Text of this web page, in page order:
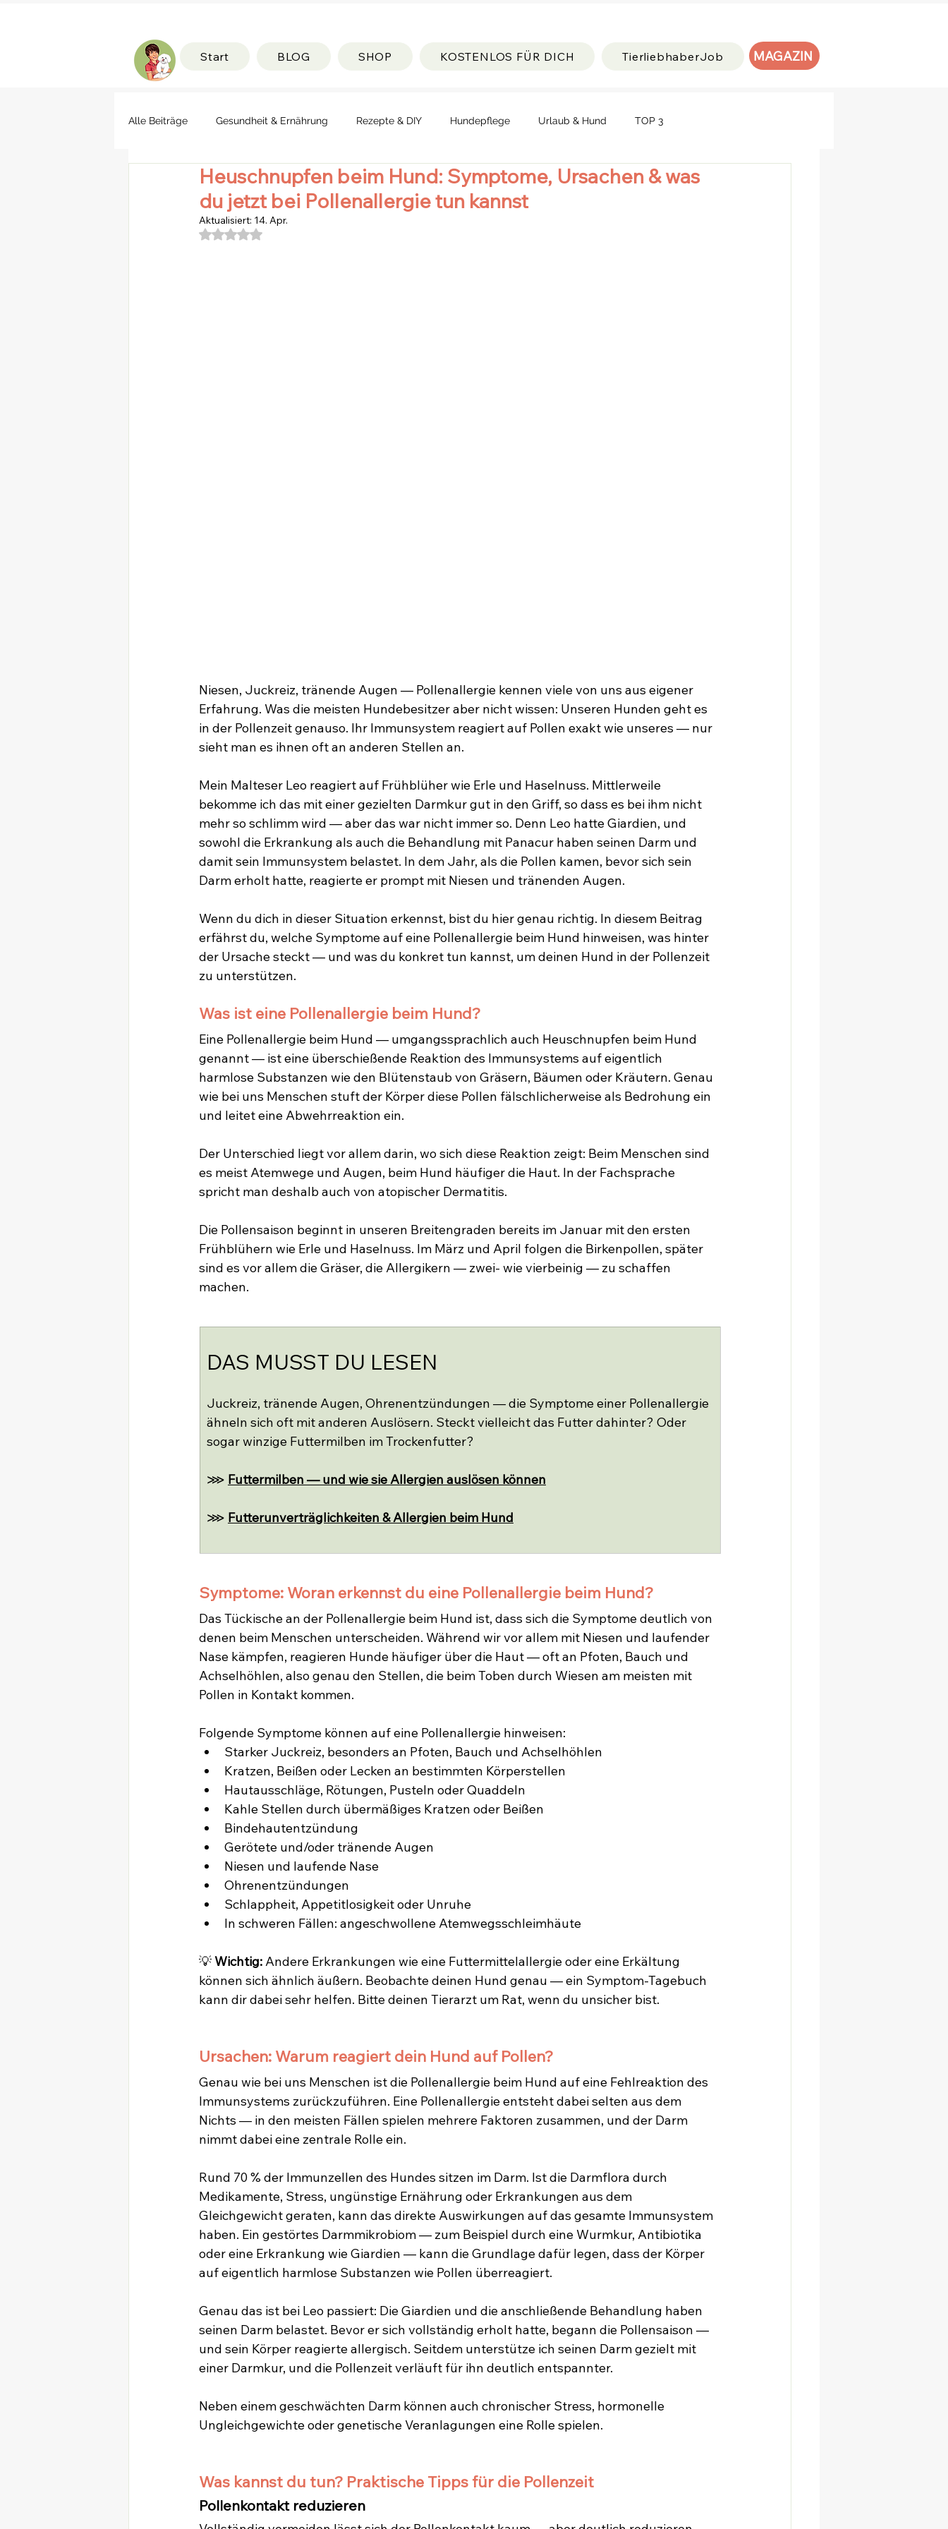
Alle Beiträge Gesundheit & Ernährung Rezepte & DIY Hundepflege Urlaub & Hund TOP 3
Heuschnupfen beim Hund: Symptome, Ursachen & was
du jetzt bei Pollenallergie tun kannst
Aktualisiert: 14. Apr.
Mit NaN von 5 Sternen bewertet.
Niesen, Juckreiz, tränende Augen — Pollenallergie kennen viele von uns aus eigener
Erfahrung. Was die meisten Hundebesitzer aber nicht wissen: Unseren Hunden geht es
in der Pollenzeit genauso. Ihr Immunsystem reagiert auf Pollen exakt wie unseres — nur
sieht man es ihnen oft an anderen Stellen an.
Mein Malteser Leo reagiert auf Frühblüher wie Erle und Haselnuss. Mittlerweile
bekomme ich das mit einer gezielten Darmkur gut in den Griff, so dass es bei ihm nicht
mehr so schlimm wird — aber das war nicht immer so. Denn Leo hatte Giardien, und
sowohl die Erkrankung als auch die Behandlung mit Panacur haben seinen Darm und
damit sein Immunsystem belastet. In dem Jahr, als die Pollen kamen, bevor sich sein
Darm erholt hatte, reagierte er prompt mit Niesen und tränenden Augen.
Wenn du dich in dieser Situation erkennst, bist du hier genau richtig. In diesem Beitrag
erfährst du, welche Symptome auf eine Pollenallergie beim Hund hinweisen, was hinter
der Ursache steckt — und was du konkret tun kannst, um deinen Hund in der Pollenzeit
zu unterstützen.
Was ist eine Pollenallergie beim Hund?
Eine Pollenallergie beim Hund — umgangssprachlich auch Heuschnupfen beim Hund
genannt — ist eine überschießende Reaktion des Immunsystems auf eigentlich
harmlose Substanzen wie den Blütenstaub von Gräsern, Bäumen oder Kräutern. Genau
wie bei uns Menschen stuft der Körper diese Pollen fälschlicherweise als Bedrohung ein
und leitet eine Abwehrreaktion ein.
Der Unterschied liegt vor allem darin, wo sich diese Reaktion zeigt: Beim Menschen sind
es meist Atemwege und Augen, beim Hund häufiger die Haut. In der Fachsprache
spricht man deshalb auch von atopischer Dermatitis.
Die Pollensaison beginnt in unseren Breitengraden bereits im Januar mit den ersten
Frühblühern wie Erle und Haselnuss. Im März und April folgen die Birkenpollen, später
sind es vor allem die Gräser, die Allergikern — zwei- wie vierbeinig — zu schaffen
machen.
DAS MUSST DU LESEN
Juckreiz, tränende Augen, Ohrenentzündungen — die Symptome einer Pollenallergie
ähneln sich oft mit anderen Auslösern. Steckt vielleicht das Futter dahinter? Oder
sogar winzige Futtermilben im Trockenfutter?
⋙ Futtermilben — und wie sie Allergien auslösen können
⋙ Futterunverträglichkeiten & Allergien beim Hund
Symptome: Woran erkennst du eine Pollenallergie beim Hund?
Das Tückische an der Pollenallergie beim Hund ist, dass sich die Symptome deutlich von
denen beim Menschen unterscheiden. Während wir vor allem mit Niesen und laufender
Nase kämpfen, reagieren Hunde häufiger über die Haut — oft an Pfoten, Bauch und
Achselhöhlen, also genau den Stellen, die beim Toben durch Wiesen am meisten mit
Pollen in Kontakt kommen.
Folgende Symptome können auf eine Pollenallergie hinweisen:
Starker Juckreiz, besonders an Pfoten, Bauch und Achselhöhlen
Kratzen, Beißen oder Lecken an bestimmten Körperstellen
Hautausschläge, Rötungen, Pusteln oder Quaddeln
Kahle Stellen durch übermäßiges Kratzen oder Beißen
Bindehautentzündung
Gerötete und/oder tränende Augen
Niesen und laufende Nase
Ohrenentzündungen
Schlappheit, Appetitlosigkeit oder Unruhe
In schweren Fällen: angeschwollene Atemwegsschleimhäute
💡 Wichtig: Andere Erkrankungen wie eine Futtermittelallergie oder eine Erkältung
können sich ähnlich äußern. Beobachte deinen Hund genau — ein Symptom-Tagebuch
kann dir dabei sehr helfen. Bitte deinen Tierarzt um Rat, wenn du unsicher bist.
Ursachen: Warum reagiert dein Hund auf Pollen?
Genau wie bei uns Menschen ist die Pollenallergie beim Hund auf eine Fehlreaktion des
Immunsystems zurückzuführen. Eine Pollenallergie entsteht dabei selten aus dem
Nichts — in den meisten Fällen spielen mehrere Faktoren zusammen, und der Darm
nimmt dabei eine zentrale Rolle ein.
Rund 70 % der Immunzellen des Hundes sitzen im Darm. Ist die Darmflora durch
Medikamente, Stress, ungünstige Ernährung oder Erkrankungen aus dem
Gleichgewicht geraten, kann das direkte Auswirkungen auf das gesamte Immunsystem
haben. Ein gestörtes Darmmikrobiom — zum Beispiel durch eine Wurmkur, Antibiotika
oder eine Erkrankung wie Giardien — kann die Grundlage dafür legen, dass der Körper
auf eigentlich harmlose Substanzen wie Pollen überreagiert.
Genau das ist bei Leo passiert: Die Giardien und die anschließende Behandlung haben
seinen Darm belastet. Bevor er sich vollständig erholt hatte, begann die Pollensaison —
und sein Körper reagierte allergisch. Seitdem unterstütze ich seinen Darm gezielt mit
einer Darmkur, und die Pollenzeit verläuft für ihn deutlich entspannter.
Neben einem geschwächten Darm können auch chronischer Stress, hormonelle
Ungleichgewichte oder genetische Veranlagungen eine Rolle spielen.
Was kannst du tun? Praktische Tipps für die Pollenzeit
Pollenkontakt reduzieren
Start BLOG SHOP KOSTENLOS FÜR DICH TierliebhaberJob MAGAZIN